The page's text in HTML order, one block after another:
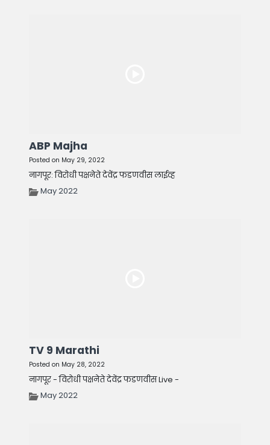
ABP Majha
Posted on May 29, 2022
नागपूर: विरोधी पक्षनेते देवेंद्र फडणवीस लाईव्ह
May 2022
TV 9 Marathi
Posted on May 28, 2022
नागपूर - विरोधी पक्षनेते देवेंद्र फडणवीस Live -
May 2022